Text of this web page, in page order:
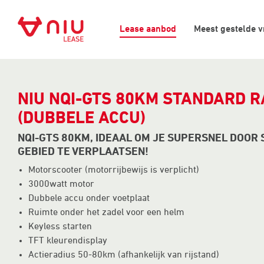
Lease aanbod Meest gestelde
NIU NQI-GTS 80KM STANDARD
(DUBBELE ACCU)
NQI-GTS 80KM, IDEAAL OM JE SUPERSNEL DOOR
GEBIED TE VERPLAATSEN!
Motorscooter (motorrijbewijs is verplicht)
3000watt motor
Dubbele accu onder voetplaat
Ruimte onder het zadel voor een helm
Keyless starten
TFT kleurendisplay
Actieradius 50-80km (afhankelijk van rijstand)